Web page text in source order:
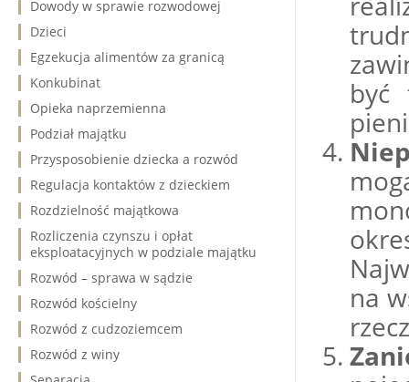
być
na
Dowody w sprawie rozwodowej
Dzieci
Egzekucja alimentów za granicą
Konkubinat
Opieka naprzemienna
Podział majątku
Przysposobienie dziecka a rozwód
Regulacja kontaktów z dzieckiem
Rozdzielność majątkowa
Rozliczenia czynszu i opłat
eksploatacyjnych w podziale majątku
Rozwód – sprawa w sądzie
Rozwód kościelny
Rozwód z cudzoziemcem
Rozwód z winy